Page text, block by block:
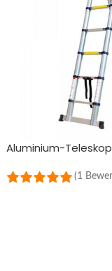
Aluminium-
(1